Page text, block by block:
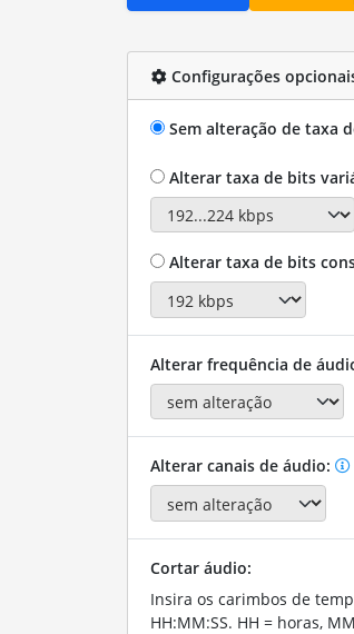
Configurações
Sem alteração de taxa
Alterar taxa de bits
Alterar taxa de bits
Alterar frequência de
Alterar canais de áudio:
Cortar áudio:
Insira os carimbos de
HH:MM:SS. HH = horas,